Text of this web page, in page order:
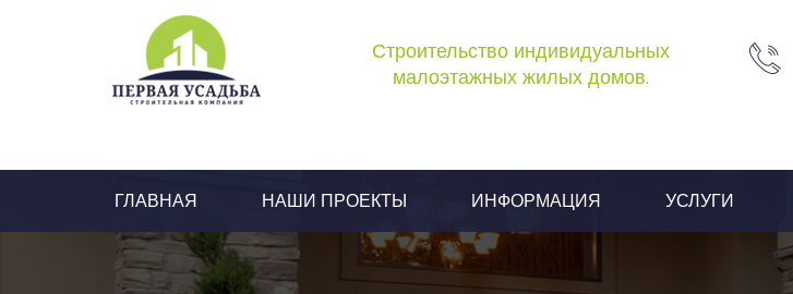
Строительство индивидуальных
малоэтажных жилых домов.
ГЛАВНАЯ НАШИ ПРОЕКТЫ ИНФОРМАЦИЯ УСЛУГИ